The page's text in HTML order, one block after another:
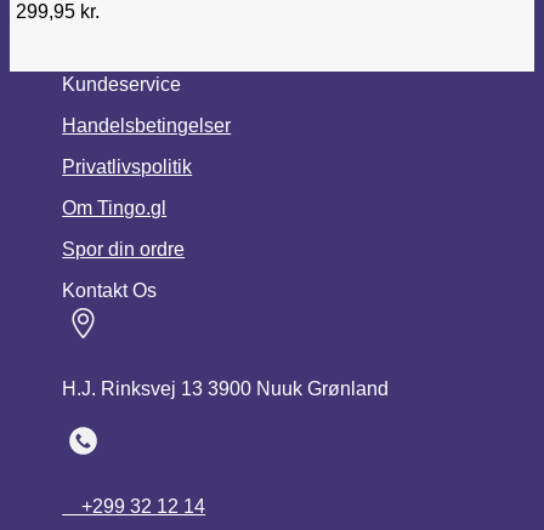
299,95 kr.
Kundeservice
Handelsbetingelser
Privatlivspolitik
Om Tingo.gl
Spor din ordre
Kontakt Os
H.J. Rinksvej 13 3900 Nuuk Grønland
+299 32 12 14